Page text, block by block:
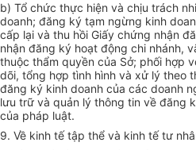
b) Tổ chức thực hiện và chịu trách
doanh; đăng ký tạm ngừng kinh
cấp lại và thu hồi Giấy chứng nhận
nhận đăng ký hoạt động chi nhánh,
thuộc thẩm quyền của Sở; phối hợp
dõi, tổng hợp tình hình và xử lý theo
đăng ký kinh doanh của các doanh
lưu trữ và quản lý thông tin về đăng
của pháp luật.
9. Về kinh tế tập thể và kinh tế tư